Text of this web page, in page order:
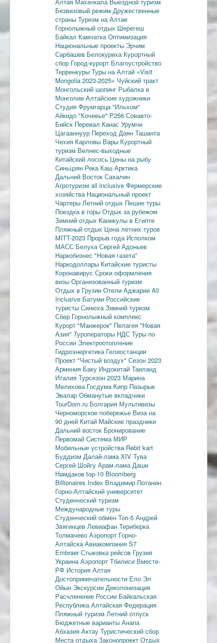
Безвизовый режим Дружественные
страны Туризм на Алтае
Горнолыжный отдых Шерегеш
Байкал Камчатка Оптимизация
Национальные проекты Эрчим
Сарбашев Белокуриха Курортный
сбор Город-курорт Благоустройство
Терренкуры Туры на Алтай «Visit
Mongolia 2023-2025» Чуйский тракт
Монгольский шопинг Рыбалка в
Монголии Алтайские художники
Студия Фрумгарца "Ильхом"
Айкидо "Кочевье" Р256 Совавто-
Бийск Перевал Канас Урумчи
Цагааннуур Переход Даян Ташанта
Чехия Карловы Вары Курортный
туризм Велнес-выходные
Китайский лосось Цены на рыбу
Синьцзян Река Каш Арктика
Дальний Восток Сахалин
Агротуризм all inclusive Фермерские
хозяйства Национальный проект
Чартеры Летний отдых Пешие туры
Поездка в горы Отдых за рубежом
Зимний отдых Каникулы в Египте
Пляжный отдых Цена летних туров
MITT-2023 Прорыв года Исполком
МАСС Белуха Сергей Адоньев
Наркобизнес "Новая газета"
Наркодоллары Китайские туристы
Коронавирус Сроки оформления
визы Организованный туризм
Отдых в Грузии Отели Аджарии All
Inclusive Батуми Российские
туристы Синюха Зимний туризм
Сбер Горнолыжный комплекс
Курорт "Манжерок" Пелагея "Новая
Азия" Туроператоры НДС Туры по
России Электроотопление
Гидроэнергетика Гелиостанции
Проект "Чистый воздух" Сезон 2023
Армения Баку Индокитай Таиланд
Италия Турсезон 2023 Марина
Мелихова Госдума Кипр Пазырык
Эвалар Обманутые вкладчики
TourDom.ru Болгария Мультивизы
Черноморское побережье Виза на
90 дней Китай Майские праздники
Дальний восток Бронирование
Первомай Система МИР
Мобильные устройства Rebit kart
Буддизм Далай-лама XIV Тува
Сергей Шойгу Арам-лама Даши
Намдаков top-10 Bloomberg
Billionaires Index Владимир Потанин
Горно-Алтайский университет
Студенческий туризм
Международные туры
Студенческий обмен Топ-5 Андрей
Звягинцев Левиафан Териберка
Толмачево Аэропорт Горно-
Алтайска Авиакомпания S7
EmbraerСтыковка рейсов Грузия
Украина Аэропорт Тбилиси Вместе-
РФ История Алтая
Достопримечательности Ело Эл
Ойын Экскурсии Деколонизация
Расчленение России Байкальская
Республика Алтайская Федерация
Пляжный туризм Летний отпуск
Бюджетные варианты Анапа
Абхазия Актау Туристический сбор
Места отдыха Законопроект Отдых